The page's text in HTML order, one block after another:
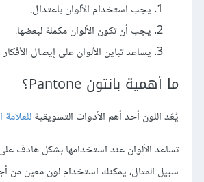
يجب استخدام الألوان باعتدال.
يجب أن تكون الألوان مكملة لبعضها.
يساعد تباين الألوان على إيصال الأفكار
ما أهمية بانتون Pantone؟
يُعَد اللون أحد أهم الأدوات التسويقيةللعلامة
تساعد الألوان عند استخدامها بشكل هادف
سبيل المثال، يمكنك استخدام لون معين من